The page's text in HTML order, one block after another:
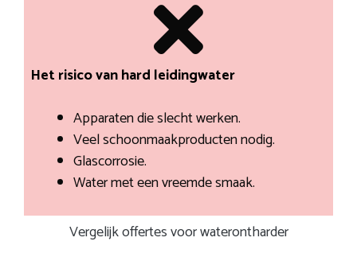
Het risico van hard leidingwater
Apparaten die slecht werken.
Veel schoonmaakproducten nodig.
Glascorrosie.
Water met een vreemde smaak.
Vergelijk offertes voor waterontharder